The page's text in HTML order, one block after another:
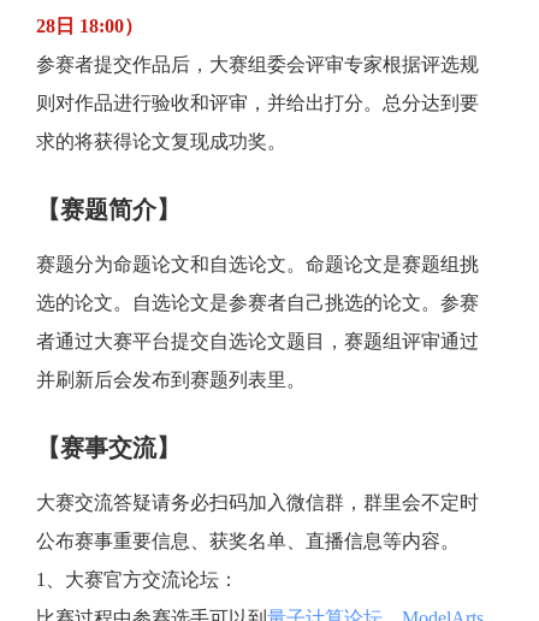
28日 18:00）
参赛者提交作品后，大赛组委会评审专家根据评选规
则对作品进行验收和评审，并给出打分。总分达到要
求的将获得论文复现成功奖。
【赛题简介】
赛题分为命题论文和自选论文。命题论文是赛题组挑
选的论文。自选论文是参赛者自己挑选的论文。参赛
者通过大赛平台提交自选论文题目，赛题组评审通过
并刷新后会发布到赛题列表里。
【赛事交流】
大赛交流答疑请务必扫码加入微信群，群里会不定时
公布赛事重要信息、获奖名单、直播信息等内容。
1、大赛官方交流论坛：